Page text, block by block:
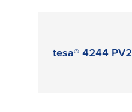
tesa® 4244 PV2